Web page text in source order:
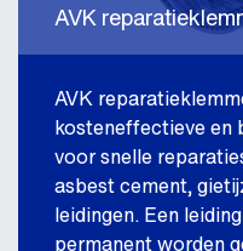
AVK
AVK
kosteneffectieve en
voor snelle
asbest cement,
leidingen. Een
permanent worden